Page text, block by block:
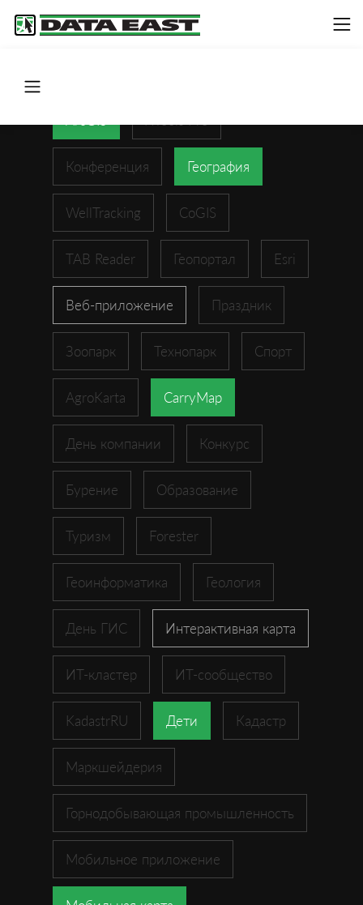
Конференция География
WellTracking CoGIS
TAB Reader Геопортал Esri
Веб-приложение Праздник
Зоопарк Технопарк Спорт
AgroKarta CarryMap
День компании Конкурс
Бурение Образование
Туризм Forester
Геоинформатика Геология
День ГИС Интерактивная карта
ИТ-кластер ИТ-сообщество
KadastrRU Дети Кадастр
Маркшейдерия
Горнодобывающая промышленность
Мобильное приложение